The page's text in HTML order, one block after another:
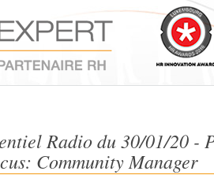
Radio du 30/01/20 -
Community Manager